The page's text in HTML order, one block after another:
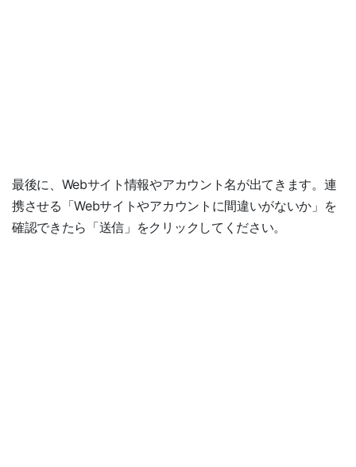
最後に、Webサイト情報やアカウント名が出てきます。連
携させる「Webサイトやアカウントに間違いがないか」を
確認できたら「送信」をクリックしてください。